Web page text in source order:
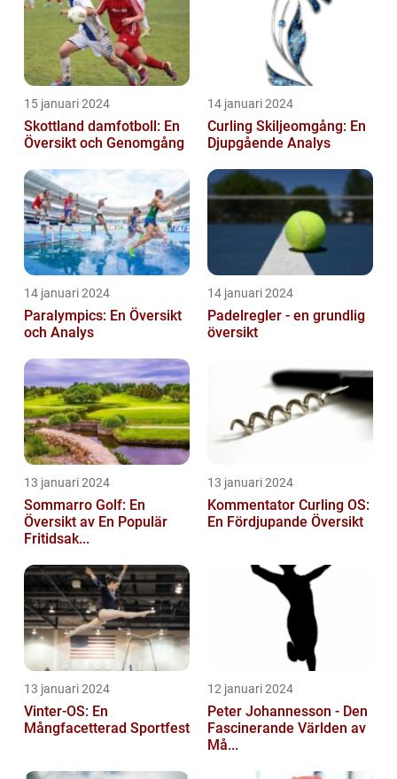
15 januari 2024
Skottland damfotboll: En
Översikt och Genomgång
14 januari 2024
Curling Skiljeomgång: En
Djupgående Analys
14 januari 2024
Paralympics: En Översikt
och Analys
14 januari 2024
Padelregler - en grundlig
översikt
13 januari 2024
Sommarro Golf: En
Översikt av En Populär
Fritidsak...
13 januari 2024
Kommentator Curling OS:
En Fördjupande Översikt
13 januari 2024
Vinter-OS: En
Mångfacetterad Sportfest
12 januari 2024
Peter Johannesson - Den
Fascinerande Världen av
Må...